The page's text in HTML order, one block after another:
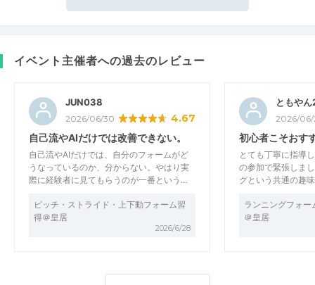
イベント主催者への過去のレビュー
JUN038
2026/06/30 4.67
自己流やAIだけでは改善できない。
自己流やAIだけでは、自分のフォームがど
うなっているのか、分からない。やはり実
際に経験者に見てもらうのが一番という…
ピッチ・ストライド・上下動フォーム習
得＠皇居
2026/6/28
ともや
2026/06/
初心者こそおす
とても丁寧に指導
の参加で緊張しま
グという共通の趣
ランニングフォー
＠皇居